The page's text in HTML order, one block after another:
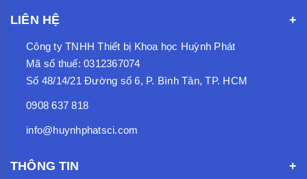
LIÊN HỆ
Công ty TNHH Thiết bị Khoa học Huỳnh Phát
Mã số thuế: 0312367074
Số 48/14/21 Đường số 6, P. Bình Tân, TP. HCM
0908 637 818
info@huynhphatsci.com
THÔNG TIN